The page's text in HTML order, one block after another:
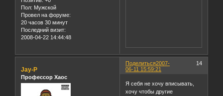
Пол: Мужской
Провел на форуме:
20 часов 30 минут
Последний визит:
2008-04-22 14:44:48
Поделиться 14
2007-
06-11 15:59:21
Jay-P
Профессор Хаос
Я себя не хочу вписывать,
хочу чтобы другие